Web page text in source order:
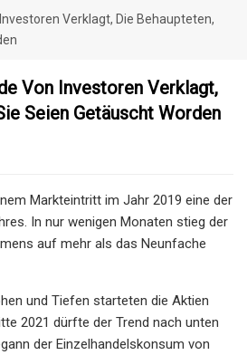
Verklagt, Die Behaupteten,
Von Investoren Verklagt,
Seien Getäuscht Worden
Markteintritt im Jahr 2019 eine der
In nur wenigen Monaten stieg der
auf mehr als das Neunfache
und Tiefen starteten die Aktien
2021 dürfte der Trend nach unten
der Einzelhandelskonsum von